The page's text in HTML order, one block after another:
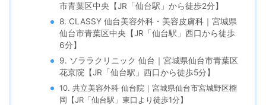
市青葉区中央【JR「仙台駅」から徒歩2分】
8. CLASSY 仙台美容外科・美容皮膚科｜宮城県
仙台市青葉区中央【JR「仙台駅」西口から徒歩
6分】
9. ソララクリニック 仙台｜宮城県仙台市青葉区
花京院【JR「仙台駅」西口から徒歩5分】
10. 共立美容外科 仙台院｜宮城県仙台市宮城野区榴
岡【JR「仙台駅」東口より徒歩1分】